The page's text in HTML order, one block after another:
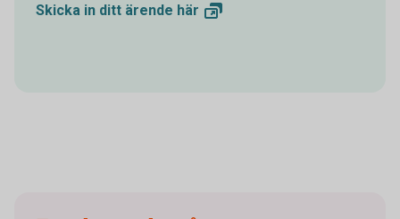
Skicka in ditt ärende här